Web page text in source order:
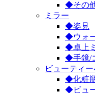
◆その
ミラー
◆姿見
◆ウォ
◆卓上
◆手鏡/
ビューティ
◆化粧
◆ビュ